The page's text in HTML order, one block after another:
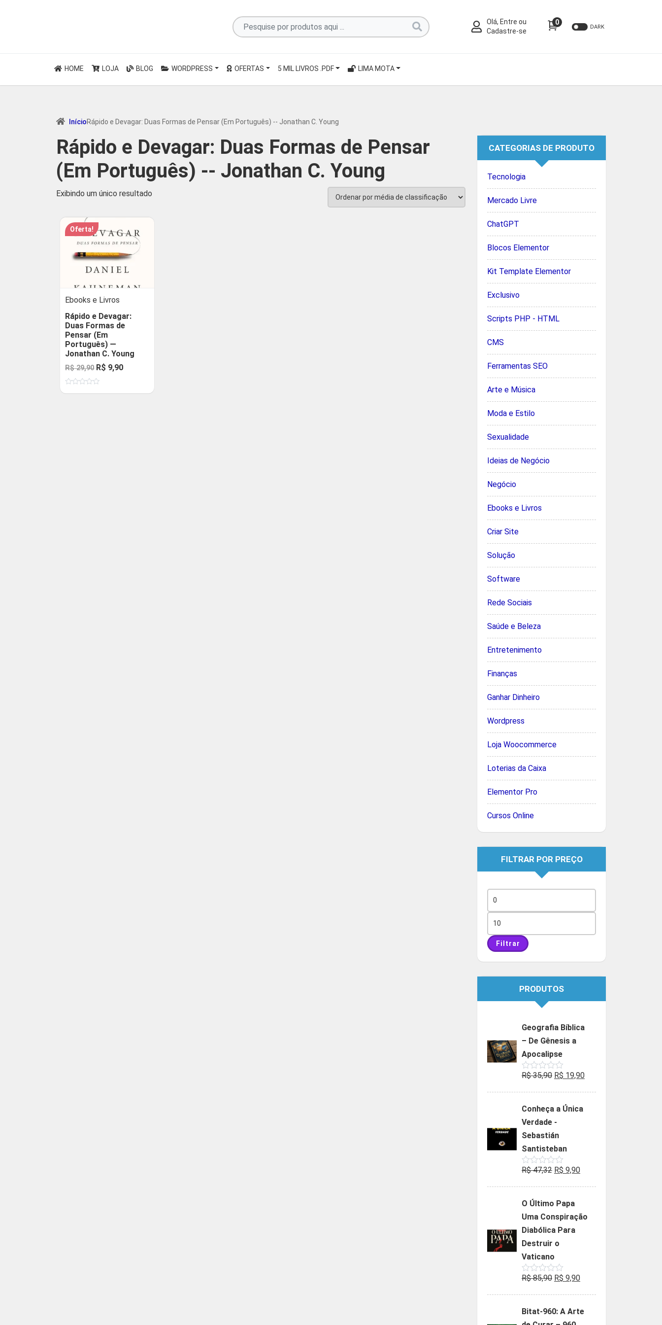
Pesquise
por
Olá, Entre ou
Cadastre-se
0
DARK
HOME LOJA BLOG WORDPRESS OFERTAS 5 MIL LIVROS .PDF LIMA MOTA
InícioRápido e Devagar: Duas Formas de Pensar (Em Português) -- Jonathan C. Young
Rápido e Devagar: Duas Formas de Pensar
(Em Português) -- Jonathan C. Young
Exibindo um único resultado
Oferta!
Ebooks e Livros
Rápido e Devagar:
Duas Formas de
Pensar (Em
Português) —
Jonathan C. Young
R$29,90 O
preço
original
R$ 9,90O
atual
CATEGORIAS DE PRODUTO
Tecnologia
Mercado Livre
ChatGPT
Blocos Elementor
Kit Template Elementor
Exclusivo
Scripts PHP - HTML
CMS
Ferramentas SEO
Arte e Música
Moda e Estilo
Sexualidade
Ideias de Negócio
Negócio
Ebooks e Livros
Criar Site
Solução
Software
Rede Sociais
Saúde e Beleza
Entretenimento
Finanças
Ganhar Dinheiro
Wordpress
Loja Woocommerce
Loterias da Caixa
Elementor Pro
Cursos Online
FILTRAR POR PREÇO
mínimo
máximo
Filtrar
PRODUTOS
Geografia Bíblica
– De Gênesis a
Apocalipse
Avaliação
de
R$35,90 O
era:
R$ 19,90O
Conheça a Única
Verdade -
Sebastián
Santisteban
Avaliação
de
R$47,32 O
era:
R$ 47,32.
R$ 9,90O
R$ 9,90.
O Último Papa
Uma Conspiração
Diabólica Para
Destruir o
Vaticano
Avaliação
de
R$85,90 O
era:
R$ 9,90O
é:
Bitat-960: A Arte